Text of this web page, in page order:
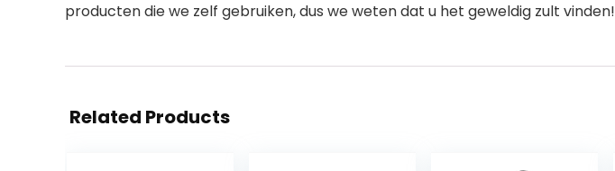
producten die we zelf gebruiken, dus we weten dat u het geweldig zult vinden!
Related Products